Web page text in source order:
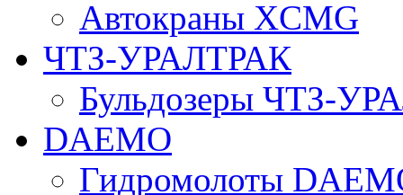
Автокраны XCMG
ЧТЗ-УРАЛТРАК
Бульдозеры ЧТЗ-
DAEMO
Гидромолоты